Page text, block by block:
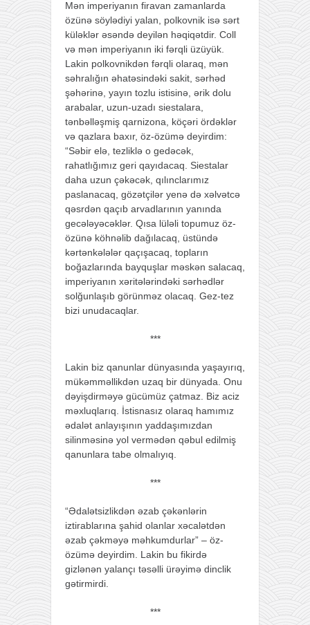
Mən imperiyanın firavan zamanlarda
özünə söylədiyi yalan, polkovnik isə sərt
küləklər əsəndə deyilən həqiqətdir. Coll
və mən imperiyanın iki fərqli üzüyük.
Lakin polkovnikdən fərqli olaraq, mən
səhralığın əhatəsindəki sakit, sərhəd
şəhərinə, yayın tozlu istisinə, ərik dolu
arabalar, uzun-uzadı siestalara,
tənbəlləşmiş qarnizona, köçəri ördəklər
və qazlara baxır, öz-özümə deyirdim:
“Səbir elə, tezliklə o gedəcək,
rahatlığımız geri qayıdacaq. Siestalar
daha uzun çəkəcək, qılınclarımız
paslanacaq, gözətçilər yenə də xəlvətcə
qəsrdən qaçıb arvadlarının yanında
gecələyəcəklər. Qısa lüləli topumuz öz-
özünə köhnəlib dağılacaq, üstündə
kərtənkələlər qaçışacaq, topların
boğazlarında bayquşlar məskən salacaq,
imperiyanın xəritələrindəki sərhədlər
solğunlaşıb görünməz olacaq. Gez-tez
bizi unudacaqlar.
***
Lakin biz qanunlar dünyasında yaşayırıq,
mükəmməllikdən uzaq bir dünyada. Onu
dəyişdirməyə gücümüz çatmaz. Biz aciz
məxluqlarıq. İstisnasız olaraq hamımız
ədalət anlayışının yaddaşımızdan
silinməsinə yol vermədən qəbul edilmiş
qanunlara tabe olmalıyıq.
***
“Ədalətsizlikdən əzab çəkənlərin
iztirablarına şahid olanlar xəcalətdən
əzab çəkməyə məhkumdurlar” – öz-
özümə deyirdim. Lakin bu fikirdə
gizlənən yalançı təsəlli ürəyimə dinclik
gətirmirdi.
***